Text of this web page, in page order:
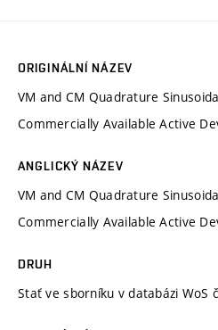
ORIGINÁLNÍ NÁZEV
VM and CM Quadrature
Commercially Available Active
ANGLICKÝ NÁZEV
VM and CM Quadrature
Commercially Available Active
DRUH
Stať ve sborníku v databázi WoS